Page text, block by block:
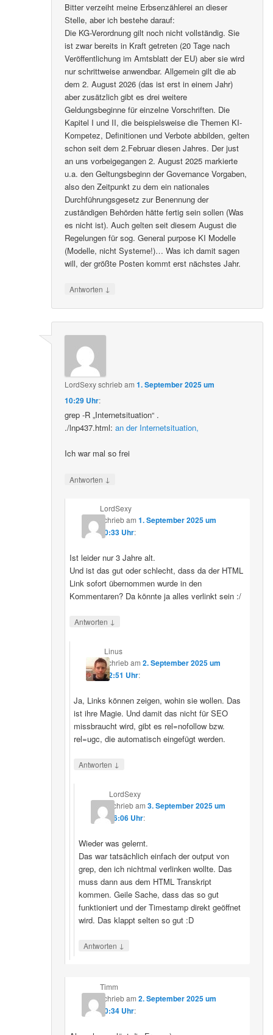
Bitter verzeiht meine Erbsenzählerei an dieser
Stelle, aber ich bestehe darauf:
Die KG-Verordnung gilt noch nicht vollständig. Sie
ist zwar bereits in Kraft getreten (20 Tage nach
Veröffentlichung im Amtsblatt der EU) aber sie wird
nur schrittweise anwendbar. Allgemein gilt die ab
dem 2. August 2026 (das ist erst in einem Jahr)
aber zusätzlich gibt es drei weitere
Geldungsbeginne für einzelne Vorschriften. Die
Kapitel I und II, die beispielsweise die Themen KI-
Kompetez, Definitionen und Verbote abbilden, gelten
schon seit dem 2.Februar diesen Jahres. Der just
an uns vorbeigegangen 2. August 2025 markierte
u.a. den Geltungsbeginn der Governance Vorgaben,
also den Zeitpunkt zu dem ein nationales
Durchführungsgesetz zur Benennung der
zuständigen Behörden hätte fertig sein sollen (Was
es nicht ist). Auch gelten seit diesem August die
Regelungen für sog. General purpose KI Modelle
(Modelle, nicht Systeme!)… Was ich damit sagen
will, der größte Posten kommt erst nächstes Jahr.
Antworten ↓
LordSexyschriebam1. September 2025 um
10:29 Uhr:
grep -R „Internetsituation“ .
./lnp437.html:an der Internetsituation,
Ich war mal so frei
Antworten ↓
LordSexy
schriebam 1. September 2025 um
10:33 Uhr:
Ist leider nur 3 Jahre alt.
Und ist das gut oder schlecht, dass da der HTML
Link sofort übernommen wurde in den
Kommentaren? Da könnte ja alles verlinkt sein :/
Antworten ↓
Linus
schriebam2. September 2025 um
12:51 Uhr:
Ja, Links können zeigen, wohin sie wollen. Das
ist ihre Magie. Und damit das nicht für SEO
missbraucht wird, gibt es rel=nofollow bzw.
rel=ugc, die automatisch eingefügt werden.
Antworten ↓
LordSexy
schriebam 3. September 2025 um
16:06 Uhr:
Wieder was gelernt.
Das war tatsächlich einfach der output von
grep, den ich nichtmal verlinken wollte. Das
muss dann aus dem HTML Transkript
kommen. Geile Sache, dass das so gut
funktioniert und der Timestamp direkt geöffnet
wird. Das klappt selten so gut :D
Antworten ↓
Timm
schriebam 2. September 2025 um
10:34 Uhr: